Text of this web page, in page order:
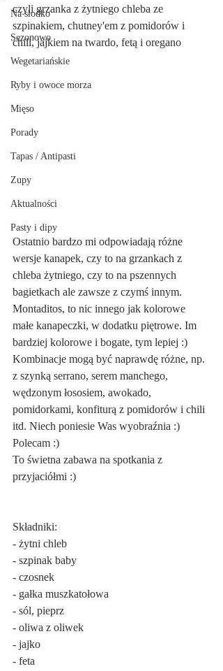
Na słodko
Sezonowo
Wegetariańskie
Ryby i owoce morza
Mięso
Porady
Tapas / Antipasti
Zupy
Aktualności
Pasty i dipy
czyli grzanka z żytniego chleba ze
szpinakiem, chutney'em z pomidorów i
chili, jajkiem na twardo, fetą i oregano
Ostatnio bardzo mi odpowiadają różne
wersje kanapek, czy to na grzankach z
chleba żytniego, czy to na pszennych
bagietkach ale zawsze z czymś innym.
Montaditos, to nic innego jak kolorowe
małe kanapeczki, w dodatku piętrowe. Im
bardziej kolorowe i bogate, tym lepiej :)
Kombinacje mogą być naprawdę różne, np.
z szynką serrano, serem manchego,
wędzonym łososiem, awokado,
pomidorkami, konfiturą z pomidorów i chili
itd. Niech poniesie Was wyobraźnia :)
Polecam :)
To świetna zabawa na spotkania z
przyjaciółmi :)
Składniki:
- żytni chleb
- szpinak baby
- czosnek
- gałka muszkatołowa
- sól, pieprz
- oliwa z oliwek
- jajko
- feta